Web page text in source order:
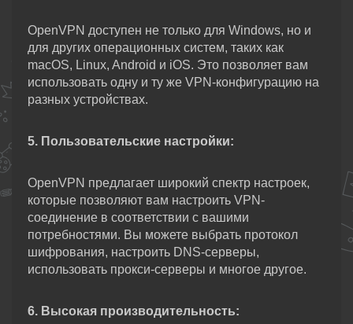
OpenVPN доступен не только для Windows, но и
для других операционных систем, таких как
macOS, Linux, Android и iOS. Это позволяет вам
использовать одну и ту же VPN-конфигурацию на
разных устройствах.
5. Пользовательские настройки:
OpenVPN предлагает широкий спектр настроек,
которые позволяют вам настроить VPN-
соединение в соответствии с вашими
потребностями. Вы можете выбрать протокол
шифрования, настроить DNS-серверы,
использовать прокси-серверы и многое другое.
6. Высокая производительность: